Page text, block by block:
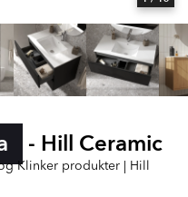
- Hill Ceramic
Klinker produkter | Hill